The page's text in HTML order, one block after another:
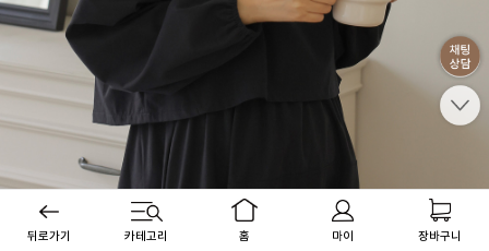
뒤로가기 카테고리 홈 마이 장바구니